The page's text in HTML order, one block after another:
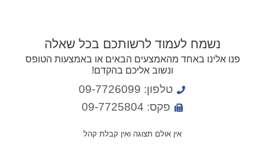
נשמח לעמוד לרשותכם בכל שאלה
פנו אלינו באחד מהאמצעים הבאים או באמצעות הטופס
ונשוב אליכם בהקדם!
טלפון: 09-7726099
פקס: 09-7725804
אין אולם תצוגה ואין קבלת קהל